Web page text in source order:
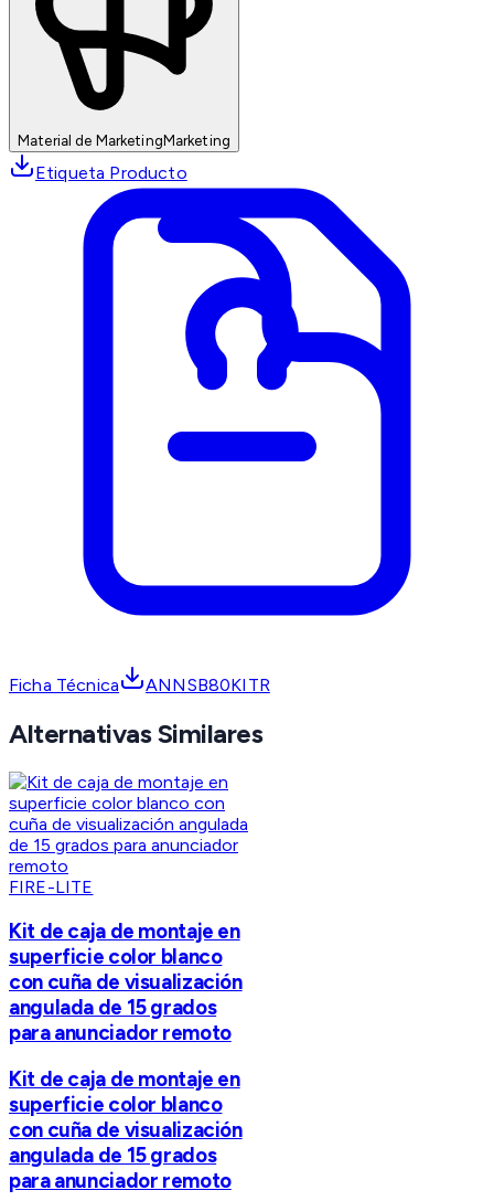
Material de MarketingMarketing
Etiqueta Producto
Ficha Técnica ANNSB80KITR
Alternativas Similares
FIRE-LITE
Kit de caja de montaje en
superficie color blanco
con cuña de visualización
angulada de 15 grados
para anunciador remoto
Kit de caja de montaje en
superficie color blanco
con cuña de visualización
angulada de 15 grados
para anunciador remoto